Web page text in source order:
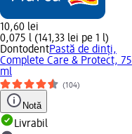
10,60 lei
0,075 l (141,33 lei pe 1 l)
DontodentPastă de dinți,
Complete Care & Protect, 75
ml
(104)
Notă
Livrabil